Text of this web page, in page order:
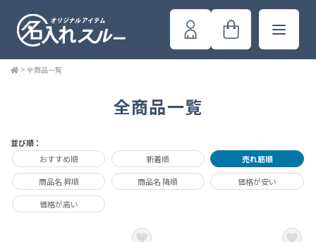
> 全商品一覧
全商品一覧
並び順：
おすすめ順
新着順 売れ筋順
商品名 昇順 商品名 降順 価格が安い
価格が高い